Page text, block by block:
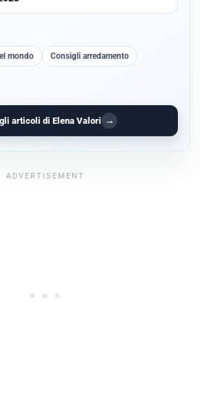
mondo Consigli arredamento
articoli di Elena Valori →